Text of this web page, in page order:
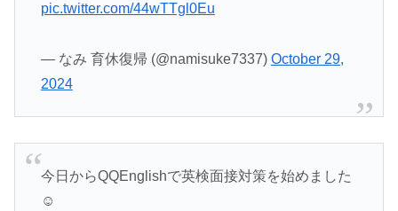
pic.twitter.com/44wTTgl0Eu
— なみ 育休復帰 (@namisuke7337) October 29,
2024
今日からQQEnglishで英検面接対策を始めました
☺️